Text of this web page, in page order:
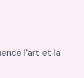
l’art et la